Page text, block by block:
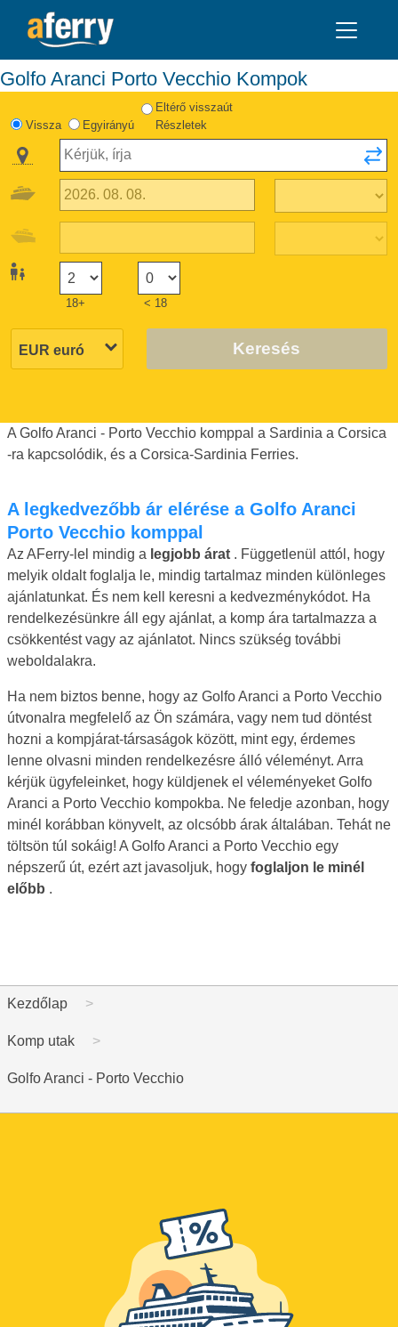
Golfo Aranci Porto Vecchio Kompok
Vissza Egyirányú
Eltérő visszaút
Részletek
18+ < 18
Keresés
A Golfo Aranci - Porto Vecchio komppal a Sardinia a Corsica
-ra kapcsolódik, és a Corsica-Sardinia Ferries.
A legkedvezőbb ár elérése a Golfo Aranci
Porto Vecchio komppal
Az AFerry-lel mindig a legjobb árat . Függetlenül attól, hogy
melyik oldalt foglalja le, mindig tartalmaz minden különleges
ajánlatunkat. És nem kell keresni a kedvezménykódot. Ha
rendelkezésünkre áll egy ajánlat, a komp ára tartalmazza a
csökkentést vagy az ajánlatot. Nincs szükség további
weboldalakra.
Ha nem biztos benne, hogy az Golfo Aranci a Porto Vecchio
útvonalra megfelelő az Ön számára, vagy nem tud döntést
hozni a kompjárat-társaságok között, mint egy, érdemes
lenne olvasni minden rendelkezésre álló véleményt. Arra
kérjük ügyfeleinket, hogy küldjenek el véleményeket Golfo
Aranci a Porto Vecchio kompokba. Ne feledje azonban, hogy
minél korábban könyvelt, az olcsóbb árak általában. Tehát ne
töltsön túl sokáig! A Golfo Aranci a Porto Vecchio egy
népszerű út, ezért azt javasoljuk, hogy foglaljon le minél
előbb .
Kezdőlap
Komp utak
Golfo Aranci - Porto Vecchio